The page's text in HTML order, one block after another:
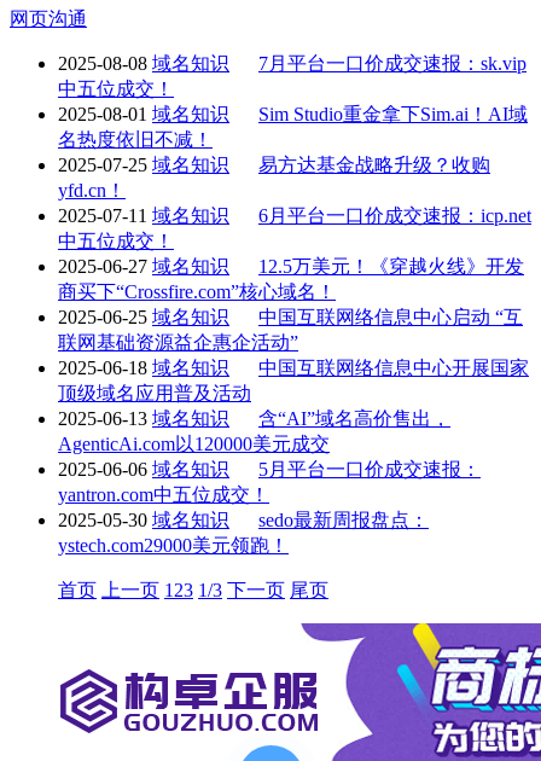
网页沟通
2025-08-08 域名知识
7月平台一口价成交速报：sk.vip
中五位成交！
2025-08-01 域名知识
Sim Studio重金拿下Sim.ai！AI域
名热度依旧不减！
2025-07-25 域名知识
易方达基金战略升级？收购
yfd.cn！
2025-07-11 域名知识
6月平台一口价成交速报：icp.net
中五位成交！
2025-06-27 域名知识
12.5万美元！《穿越火线》开发
商买下“Crossfire.com”核心域名！
2025-06-25 域名知识
中国互联网络信息中心启动 “互
联网基础资源益企惠企活动”
2025-06-18 域名知识
中国互联网络信息中心开展国家
顶级域名应用普及活动
2025-06-13 域名知识
含“AI”域名高价售出，
AgenticAi.com以120000美元成交
2025-06-06 域名知识
5月平台一口价成交速报：
yantron.com中五位成交！
2025-05-30 域名知识
sedo最新周报盘点：
ystech.com29000美元领跑！
首页 上一页 1 23 1/3 下一页 尾页